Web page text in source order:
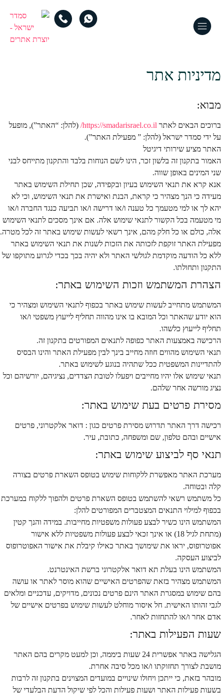
מדיניות אתר
מבוא:
ברוכים הבאים לאתר https://smadarisrael.co.il/ (להלן: “האתר”), מופעל
על ידי סמדר ישראל (להלן: ” מפעילת האתר”).
האתר מציע שירותי דיגיטל
האמור בתקנון זה בלשון זכר, הינו לשם הנוחות בלבד והתקנון מתייחס לבני
שני המינים באופן שווה.
אנא קרא את תנאי השימוש בעיון ובקפידה, שכן תחילת השימוש באתר
מעידה כי הנך מצהיר כי קראת, הבנת ואישרת את תנאי השימוש, וכי לא
יהא לך או למי מטעמך כל טענה ו/או דרישה ו/או תביעה כנגד החברה ו/או
מי מטעמה בכל הקשור לתנאי שימוש אלה. אם אינך מסכים לתנאי השימוש
אלה, כולם או כל חלק מהם, אינך רשאי לעשות שימוש באתר זה לכל מטרה.
מפעילת האתר זוקפת לזכותה את הזכות לשנות את תנאי השימוש באתר
ללא כל הודעה מוקדמת לגולשי האתר ולא יהיה בכך בכדי לגרוע מתוקפו של
התקנון ותחולתו.
הצהרת המשתמש וזכות השימוש באתר:
המשתמש מתחייב לעשות שימוש באתר בכפוף לתנאי השימוש ומצהיר כי
הוא יודע שהאתר וכל המובא בו אינו מהווה תחליף לייעוץ משפטי ו/או
תחליף לייעוץ כלשהו.
הרכישה באמצעות האתר כפופה לתנאים המפורטים בתקנון זה.
תנאי השימוש מהווים חוזה מחייב בינך לבין מפעילת האתר והינו הבסיס
להתדיינות המשפטית ככל שתהיה בנוגע לשימוש באתר.
תנאי שימוש אלו יהיו מחייבים ויפעלו לטובת הצדדים, נציגיהם, יורשיהם וכל
נציג מורשה אחר שלהם.
מסירת פרטים בעת שימוש באתר:
רכישה דרך האתר תדרוש מסירת פרטים כגון : דואר אלקטרוני, פרטים
אישיים ובהם טלפון, שם ומשפחה, כתובת, עיר.
תנאי סף לביצוע שימוש באתר:
מערכת האתר מאפשרת ללקוחות שימוש בטופס השארת פרטים בצורה
קלה ובטוחה.
כל משתמש רשאי להשתמש בטופס השארת פרטים ולהפוך ללקוח במערכת
בכפוף למילוי התנאים המצטברים המפורטים להלן:
המשתמש הינו כשיר לבצע פעולות משפטיות מחייבות. במידה והנך קטין
(מתחת לגיל 18) או אינך זכאי לבצע פעולות משפטיות ללא אישור
אפוטרופוס, יראו את שימושך באתר כאילו קיבלת את אישור האפוטרופוס
לביצוע העסקה.
המשתמש הינו בעלת תא דואר אלקטרוני ברשת האינטרנט.
המשתמש מצהיר בזאת שהפרטים האישיים שהוא מוסר לאתר או עושה
בהם שימוש במסגרת האתר הינם פרטים נכונים, מדויקים, עדכניים ומלאים
לגבי זהותו האישית. חל איסור מוחלט לעשות שימוש בפרטים אישיים של
אדם אחר ו/או להתחזות לאחר.
שעות הפעילות באתר:
הגלישה באתר אפשרית 24 שעות ביממה, וכן למעט מקרים בהם האתר
מושבת לצורך תחזוקתו ו/או מכל סיבה אחרת.
מובהר בזאת, כי ייתכן ויחולו שינויים במועדים המצוינים בתקנון זה לרבות
בשעות פעילות האתר ושעות פעילות והכל לפי שיקול הדעת הבלעדי של